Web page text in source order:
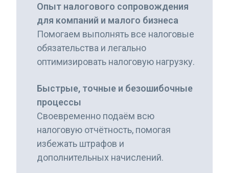
Опыт налогового сопровождения
для компаний и малого бизнеса
Помогаем выполнять все налоговые
обязательства и легально
оптимизировать налоговую нагрузку.
Быстрые, точные и безошибочные
процессы
Своевременно подаём всю
налоговую отчётность, помогая
избежать штрафов и
дополнительных начислений.